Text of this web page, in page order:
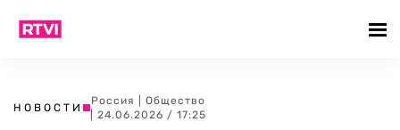
НОВОСТИ
Россия
Общество
| 24.06.2026 / 17:25